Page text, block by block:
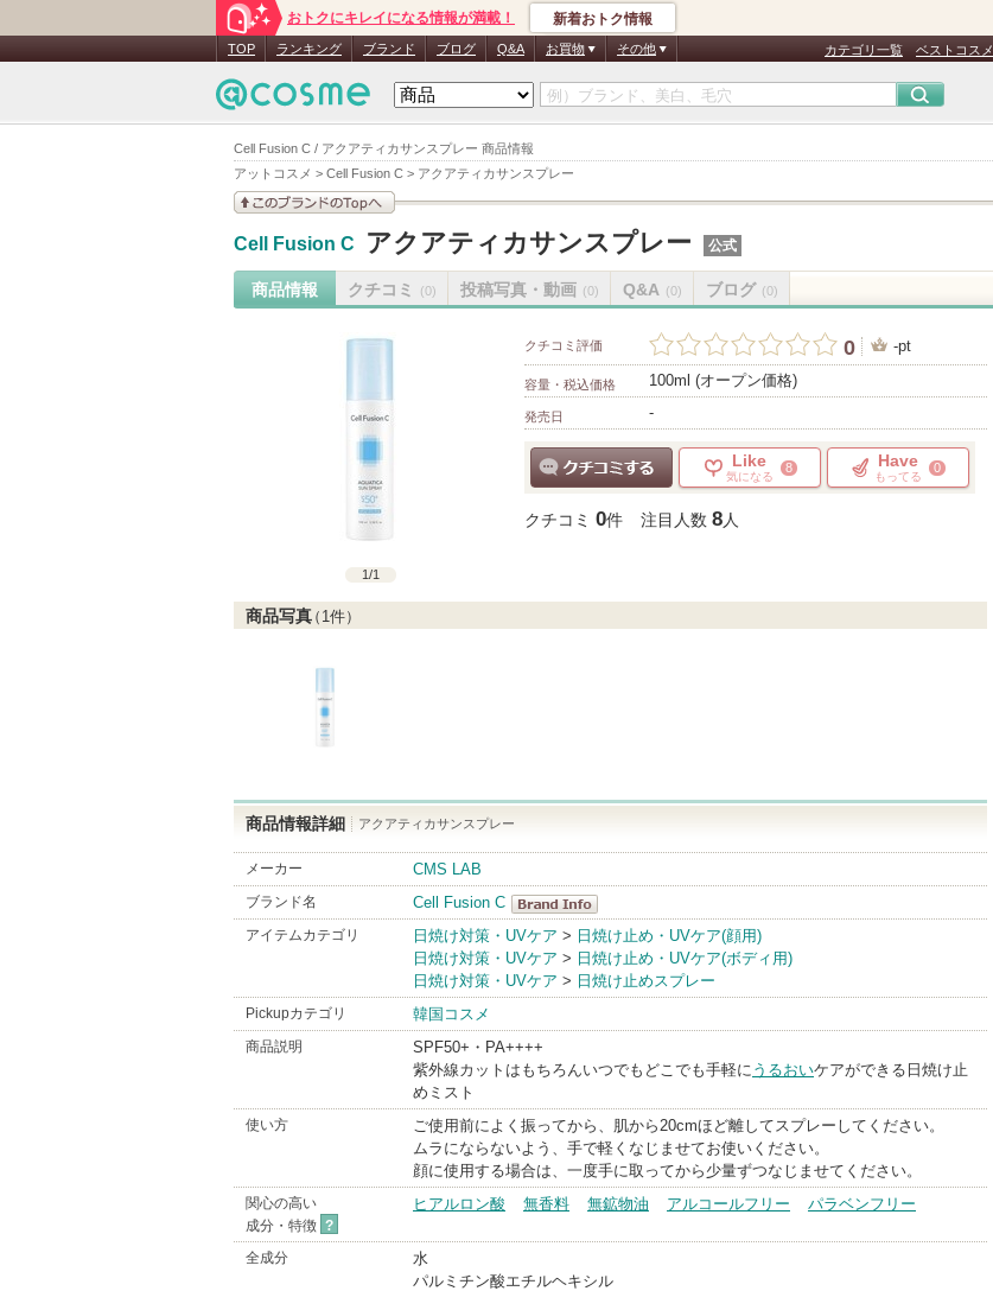
Cell Fusion C / アクアティカサンスプレー 商品情報
アットコスメ > Cell Fusion C > アクアティカサンスプレー
おトクにキレイになる情報が満載！ 新着おトク情報
TOP ランキング ブランド ブログ Q&A お買物 その他 カテゴリ一覧 ベストコスメ
このブランドの情報を
Cell Fusion C アクアティカサンスプレー 公式
商品情報 クチコミ (0) 投稿写真・動画 (0) Q&A (0) ブログ (0)
1/1
クチコミ評価 0 -pt
容量・税込価格 100ml (オープン価格)
発売日 -
Like
気になる
8 Have
もってる
0
クチコミ 0件 注目人数 8人
商品写真（ 1件）
商品情報詳細 アクアティカサンスプレー
メーカー CMS LAB
ブランド名
Cell Fusion C
Cell Fusion C
BrandInfo
アイテムカテゴリ 日焼け対策・UVケア > 日焼け止め・UVケア(顔用)
日焼け対策・UVケア > 日焼け止め・UVケア(ボディ用)
日焼け対策・UVケア > 日焼け止めスプレー
Pickupカテゴリ 韓国コスメ
商品説明
SPF50+・PA++++
紫外線カットはもちろんいつでもどこでも手軽に うるおいケアができる日焼け止
めミスト
使い方
ご使用前によく振ってから、肌から20cmほど離してスプレーしてください。
ムラにならないよう、手で軽くなじませてお使いください。
顔に使用する場合は、一度手に取ってから少量ずつなじませてください。
関心の高い
成分・特徴 ?
ヒアルロン酸 無香料 無鉱物油 アルコールフリー パラベンフリー
全成分
水
パルミチン酸エチルヘキシル